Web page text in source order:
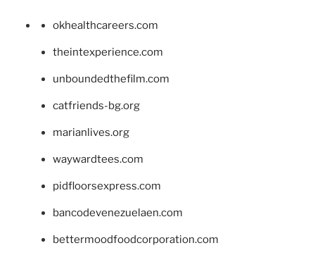
okhealthcareers.com
theintexperience.com
unboundedthefilm.com
catfriends-bg.org
marianlives.org
waywardtees.com
pidfloorsexpress.com
bancodevenezuelaen.com
bettermoodfoodcorporation.com